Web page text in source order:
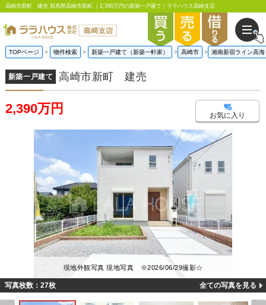
高崎市新町 建売 群馬県高崎市新町 ｜2,390万円の新築一戸建て｜ララハウス高崎支店
TOPページ 物件検索 新築一戸建て（新築一軒家） 高崎市 湘南新宿ライン高海
新築一戸建て 高崎市新町 建売
2,390万円 お気に入り
現地外観写真 現地写真 ※2026/06/29撮影☆
写真枚数：27枚 全ての写真を見る